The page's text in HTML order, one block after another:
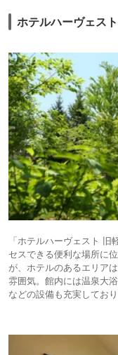
ホテルハーヴェス
「ホテルハーヴェスト 旧
セスできる便利な場所に
が、ホテルのあるエリア
雰囲気。館内には温泉大
などの設備も充実してお